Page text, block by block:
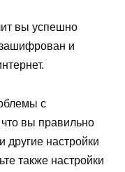
вы успешно
и
с
вы правильно
другие настройки
также настройки